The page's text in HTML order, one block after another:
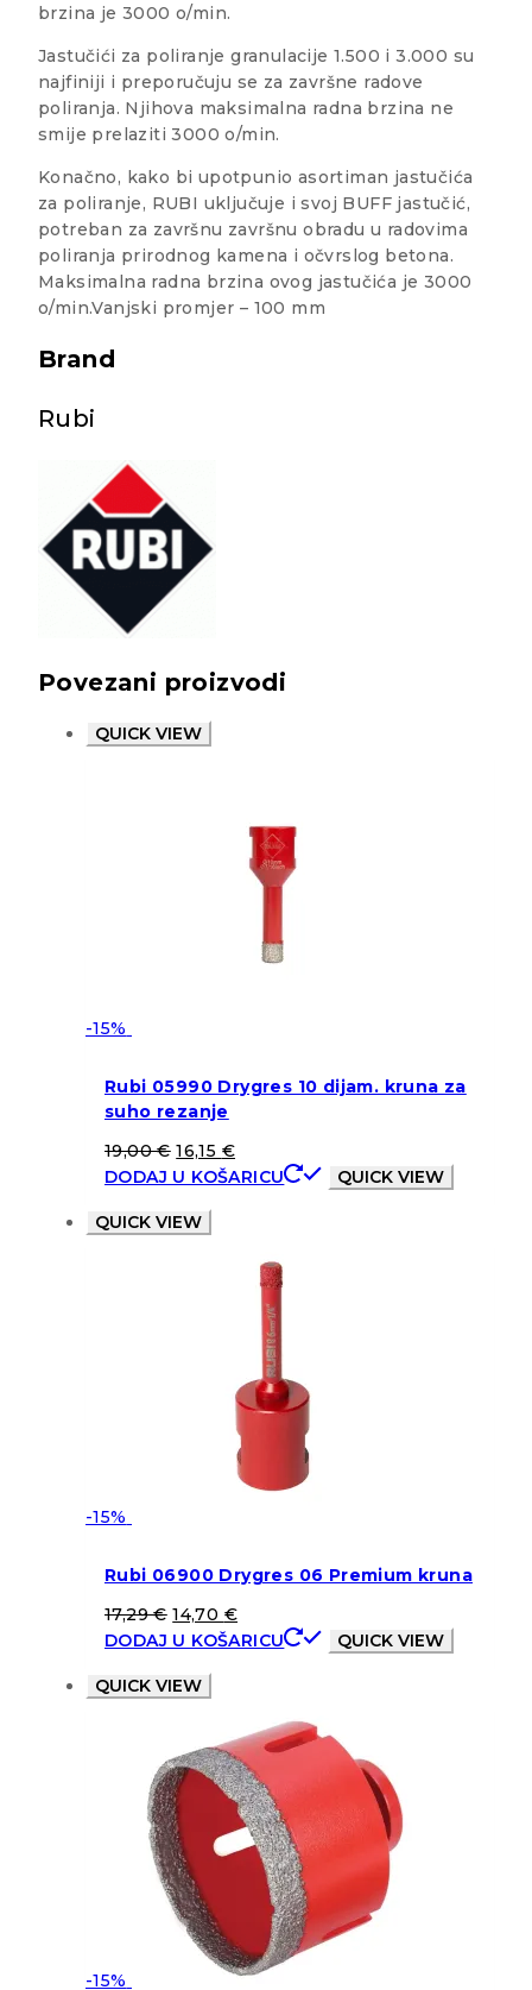
brzina je 3000 o/min.
Jastučići za poliranje granulacije 1.500 i 3.000 su
najfiniji i preporučuju se za završne radove
poliranja. Njihova maksimalna radna brzina ne
smije prelaziti 3000 o/min.
Konačno, kako bi upotpunio asortiman jastučića
za poliranje, RUBI uključuje i svoj BUFF jastučić,
potreban za završnu završnu obradu u radovima
poliranja prirodnog kamena i očvrslog betona.
Maksimalna radna brzina ovog jastučića je 3000
o/min.Vanjski promjer – 100 mm
Brand
Rubi
Povezani proizvodi
QUICK VIEW
-15%
Rubi 05990 Drygres 10 dijam. kruna za
suho rezanje
19,00€ 16,15 €
DODAJ U KOŠARICU
QUICK VIEW
QUICK VIEW
-15%
Rubi 06900 Drygres 06 Premium kruna
17,29€ 14,70 €
DODAJ U KOŠARICU
QUICK VIEW
QUICK VIEW
-15%